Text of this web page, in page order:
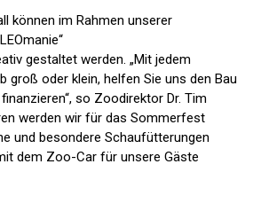
können im Rahmen unserer
gestaltet werden. „Mit jedem
groß oder klein, helfen Sie uns den Bau
so Zoodirektor Dr. Tim
werden wir für das Sommerfest
und besondere Schaufütterungen
dem Zoo-Car für unsere Gäste